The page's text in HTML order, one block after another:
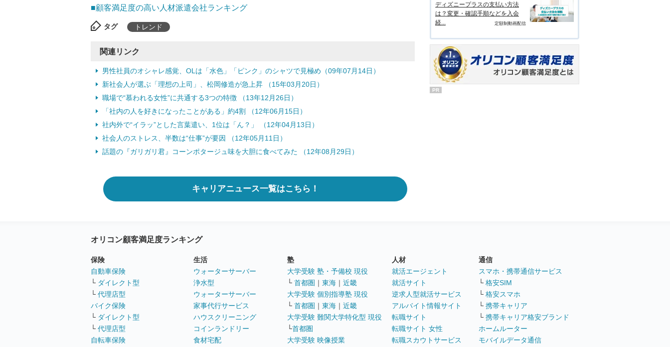
■顧客満足度の高い人材派遣会社ランキング
タグ トレンド
関連リンク
男性社員のオシャレ感覚、OLは「水色」「ピンク」のシャツで見極め（09年07月14日）
新社会人が選ぶ「理想の上司」、松岡修造が急上昇 （15年03月20日）
職場で“慕われる女性”に共通する3つの特徴 （13年12月26日）
「社内の人を好きになったことがある」約4割 （12年06月15日）
社内外で“イラッ”とした言葉遣い、1位は「ん？」 （12年04月13日）
社会人のストレス、半数は“仕事”が要因 （12年05月11日）
話題の『ガリガリ君』コーンポタージュ味を大胆に食べてみた （12年08月29日）
キャリアニュース一覧はこちら！
ディズニープラスの支払い方法
は？変更・確認手順などを入会
経...
定額制動画配信
PR
オリコン顧客満足度ランキング
保険
自動車保険
└ ダイレクト型
└ 代理店型
バイク保険
└ ダイレクト型
└ 代理店型
自転車保険
生活
ウォーターサーバー
浄水型
ウォーターサーバー
家事代行サービス
ハウスクリーニング
コインランドリー
食材宅配
塾
大学受験 塾・予備校 現役
└ 首都圏 ｜ 東海 ｜ 近畿
大学受験 個別指導塾 現役
└ 首都圏 ｜ 東海 ｜ 近畿
大学受験 難関大学特化型 現役
└首都圏
大学受験 映像授業
人材
就活エージェント
就活サイト
逆求人型就活サービス
アルバイト情報サイト
転職サイト
転職サイト 女性
転職スカウトサービス
通信
スマホ・携帯通信サービス
└ 格安SIM
└ 格安スマホ
└ 携帯キャリア
└ 携帯キャリア格安ブランド
ホームルーター
モバイルデータ通信